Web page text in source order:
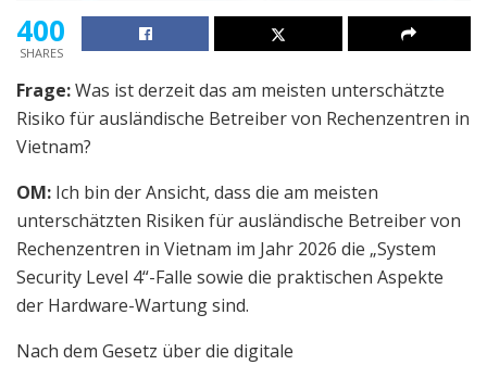
400
SHARES
Frage:Was ist derzeit das am meisten unterschätzte
Risiko für ausländische Betreiber von Rechenzentren in
Vietnam?
OM: Ich bin der Ansicht, dass die am meisten
unterschätzten Risiken für ausländische Betreiber von
Rechenzentren in Vietnam im Jahr 2026 die „System
Security Level 4“-Falle sowie die praktischen Aspekte
der Hardware-Wartung sind.
Nach dem Gesetz über die digitale